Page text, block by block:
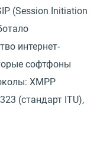
(Session Initiation
интернет-
софтфоны
XMPP
(стандарт ITU),